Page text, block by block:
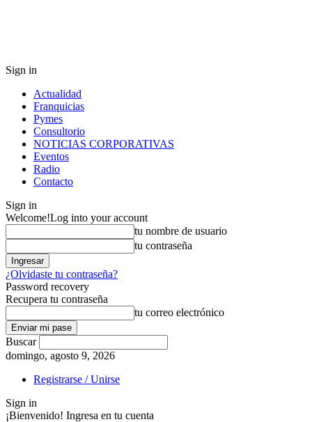
Sign in
Actualidad
Franquicias
Pymes
Consultorio
NOTICIAS CORPORATIVAS
Eventos
Radio
Contacto
Sign in
Welcome!Log into your account
tu nombre de usuario
tu contraseña
¿Olvidaste tu contraseña?
Password recovery
Recupera tu contraseña
tu correo electrónico
Buscar
domingo, agosto 9, 2026
Registrarse / Unirse
Sign in
¡Bienvenido! Ingresa en tu cuenta